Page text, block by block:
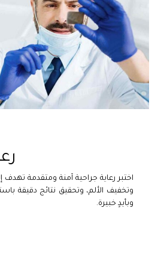
اختبر رعاية جراحية آمنة ومتقدمة
وتخفيف الألم، وتحقيق نتائج دقيقة
وبأيدٍ خبيرة.